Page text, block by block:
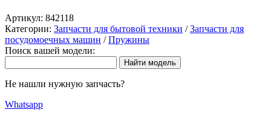
Артикул: 842118
Категории: Запчасти для бытовой техники /Запчасти для
посудомоечных машин /Пружины
Поиск вашей модели:
Не нашли нужную запчасть?
Whatsapp